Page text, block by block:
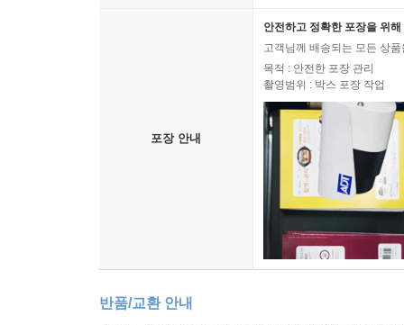
포장 안내
안전하고 정확한 포장을 위
고객님께 배송되는 모든 상
목적 : 안전한 포장 관리
촬영범위 : 박스 포장 작업
반품/교환 안내